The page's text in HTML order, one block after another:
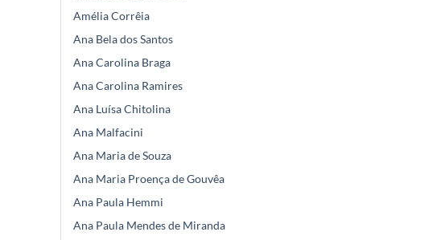
Amélia Corrêia
Ana Bela dos Santos
Ana Carolina Braga
Ana Carolina Ramires
Ana Luísa Chitolina
Ana Malfacini
Ana Maria de Souza
Ana Maria Proença de Gouvêa
Ana Paula Hemmi
Ana Paula Mendes de Miranda